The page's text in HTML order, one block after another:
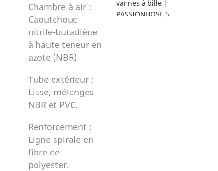
Chambre à air :
Caoutchouc
nitrile-butadiène
à haute teneur en
azote (NBR)
Tube extérieur :
Lisse, mélanges
NBR et PVC.
Renforcement :
Ligne spirale en
fibre de
polyester.